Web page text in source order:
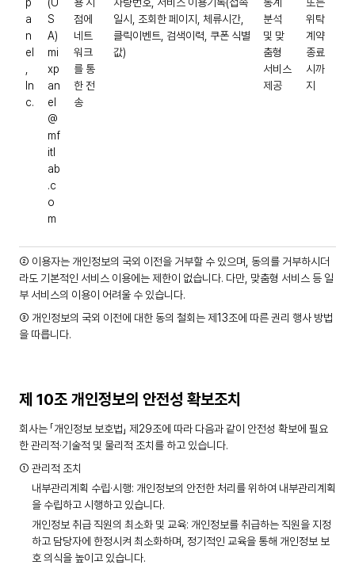
a
n
el
In
c.
S
A)
mi
xp
an
el
@
mf
itl
ab
.c
o
m
점에
네트
워크
를 통
한 전
송
일시, 조회한 페이지, 체류시간,
클릭이벤트, 검색이력, 쿠폰 식별
값)
분석
및 맞
춤형
서비스
제공
위탁
계약
종료
시까
지
② 이용자는 개인정보의 국외 이전을 거부할 수 있으며, 동의를 거부하시더
라도 기본적인 서비스 이용에는 제한이 없습니다. 다만, 맞춤형 서비스 등 일
부 서비스의 이용이 어려울 수 있습니다.
③ 개인정보의 국외 이전에 대한 동의 철회는 제13조에 따른 권리 행사 방법
을 따릅니다.
제 10조 개인정보의 안전성 확보조치
회사는 「개인정보 보호법」 제29조에 따라 다음과 같이 안전성 확보에 필요
한 관리적·기술적 및 물리적 조치를 하고 있습니다.
① 관리적 조치
내부관리계획 수립·시행: 개인정보의 안전한 처리를 위하여 내부관리계획
을 수립하고 시행하고 있습니다.
개인정보 취급 직원의 최소화 및 교육: 개인정보를 취급하는 직원을 지정
하고 담당자에 한정시켜 최소화하며, 정기적인 교육을 통해 개인정보 보
호 의식을 높이고 있습니다.